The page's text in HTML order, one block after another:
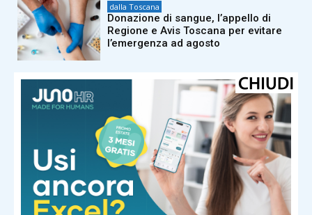
dalla Toscana
Donazione di sangue, l’appello di
Regione e Avis Toscana per evitare
l’emergenza ad agosto
dalla Toscana
Industria, produzione stabile (+0,3%)
a Lucca, Pistoia e Prato nel 2°
trimestre 2026. Bene la meccanica
dalla Toscana
Festa U pioniera di campo largo al
via, sindaca Alberta Ticciati: “La
prima e a oggi l’unica organizzata da
forze del centrosinistra”